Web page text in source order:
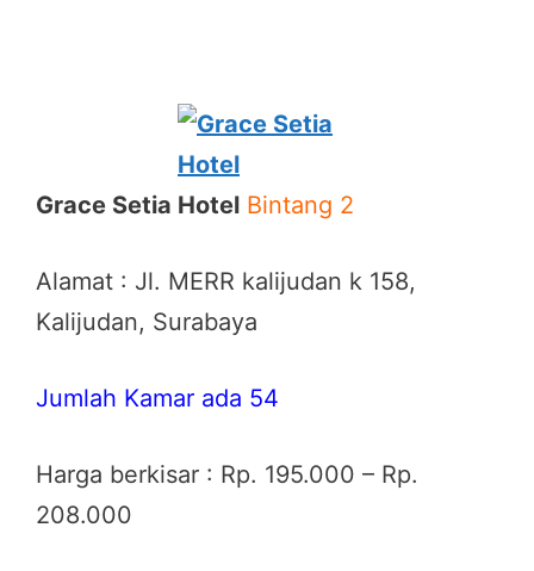
Grace Setia Hotel Bintang 2
Alamat : Jl. MERR kalijudan k 158,
Kalijudan, Surabaya
Jumlah Kamar ada 54
Harga berkisar : Rp. 195.000 – Rp.
208.000